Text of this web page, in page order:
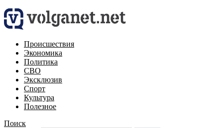
Происшествия
Экономика
Политика
СВО
Эксклюзив
Спорт
Культура
Полезное
Поиск